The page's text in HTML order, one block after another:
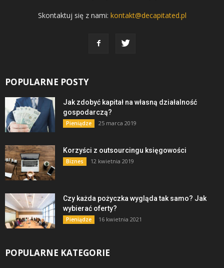
Skontaktuj się z nami: kontakt@decapitated.pl
POPULARNE POSTY
Jak zdobyć kapitał na własną działalność
gospodarczą?
Pieniądze 25 marca 2019
Korzyści z outsourcingu księgowości
Biznes 12 kwietnia 2019
Czy każda pożyczka wygląda tak samo? Jak
wybierać oferty?
Pieniądze 16 kwietnia 2021
POPULARNE KATEGORIE